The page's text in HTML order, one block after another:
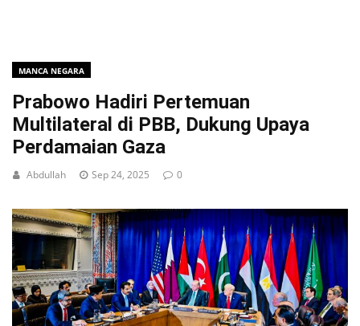
MANCA NEGARA
Prabowo Hadiri Pertemuan
Multilateral di PBB, Dukung Upaya
Perdamaian Gaza
Abdullah Sep 24, 2025 0